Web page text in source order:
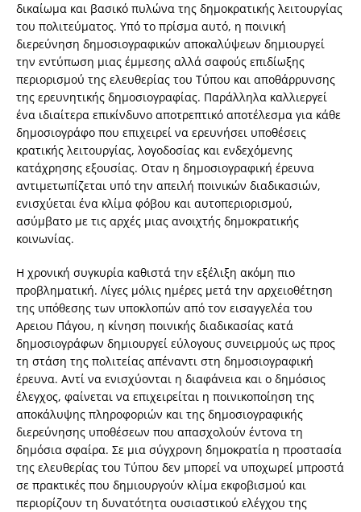
δικαίωμα και βασικό πυλώνα της δημοκρατικής λειτουργίας
του πολιτεύματος. Υπό το πρίσμα αυτό, η ποινική
διερεύνηση δημοσιογραφικών αποκαλύψεων δημιουργεί
την εντύπωση μιας έμμεσης αλλά σαφούς επιδίωξης
περιορισμού της ελευθερίας του Τύπου και αποθάρρυνσης
της ερευνητικής δημοσιογραφίας. Παράλληλα καλλιεργεί
ένα ιδιαίτερα επικίνδυνο αποτρεπτικό αποτέλεσμα για κάθε
δημοσιογράφο που επιχειρεί να ερευνήσει υποθέσεις
κρατικής λειτουργίας, λογοδοσίας και ενδεχόμενης
κατάχρησης εξουσίας. Οταν η δημοσιογραφική έρευνα
αντιμετωπίζεται υπό την απειλή ποινικών διαδικασιών,
ενισχύεται ένα κλίμα φόβου και αυτοπεριορισμού,
ασύμβατο με τις αρχές μιας ανοιχτής δημοκρατικής
κοινωνίας.
Η χρονική συγκυρία καθιστά την εξέλιξη ακόμη πιο
προβληματική. Λίγες μόλις ημέρες μετά την αρχειοθέτηση
της υπόθεσης των υποκλοπών από τον εισαγγελέα του
Αρειου Πάγου, η κίνηση ποινικής διαδικασίας κατά
δημοσιογράφων δημιουργεί εύλογους συνειρμούς ως προς
τη στάση της πολιτείας απέναντι στη δημοσιογραφική
έρευνα. Αντί να ενισχύονται η διαφάνεια και ο δημόσιος
έλεγχος, φαίνεται να επιχειρείται η ποινικοποίηση της
αποκάλυψης πληροφοριών και της δημοσιογραφικής
διερεύνησης υποθέσεων που απασχολούν έντονα τη
δημόσια σφαίρα. Σε μια σύγχρονη δημοκρατία η προστασία
της ελευθερίας του Τύπου δεν μπορεί να υποχωρεί μπροστά
σε πρακτικές που δημιουργούν κλίμα εκφοβισμού και
περιορίζουν τη δυνατότητα ουσιαστικού ελέγχου της